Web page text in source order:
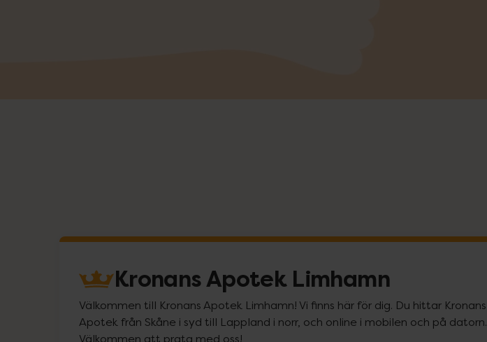
Kronans Apotek Limhamn
Välkommen till Kronans Apotek Limhamn! Vi finns här för dig. Du hittar Kronans
Apotek från Skåne i syd till Lappland i norr, och online i mobilen och på datorn.
Välkommen att prata med oss!